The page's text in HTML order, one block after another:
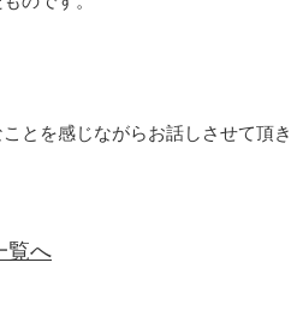
とを感じながらお話しさせて頂
覧へ